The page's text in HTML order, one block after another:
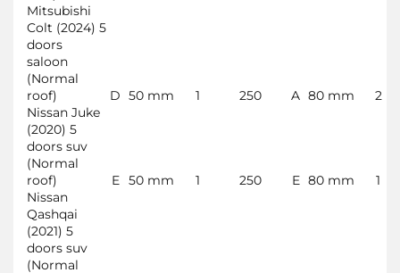
Mitsubishi
Colt (2024) 5
doors
saloon
(Normal
roof)
D 50 mm 1 250 A 80 mm
2
Nissan Juke
(2020) 5
doors suv
(Normal
roof)
E 50 mm 1 250 E 80 mm
1
Nissan
Qashqai
(2021) 5
doors suv
(Normal